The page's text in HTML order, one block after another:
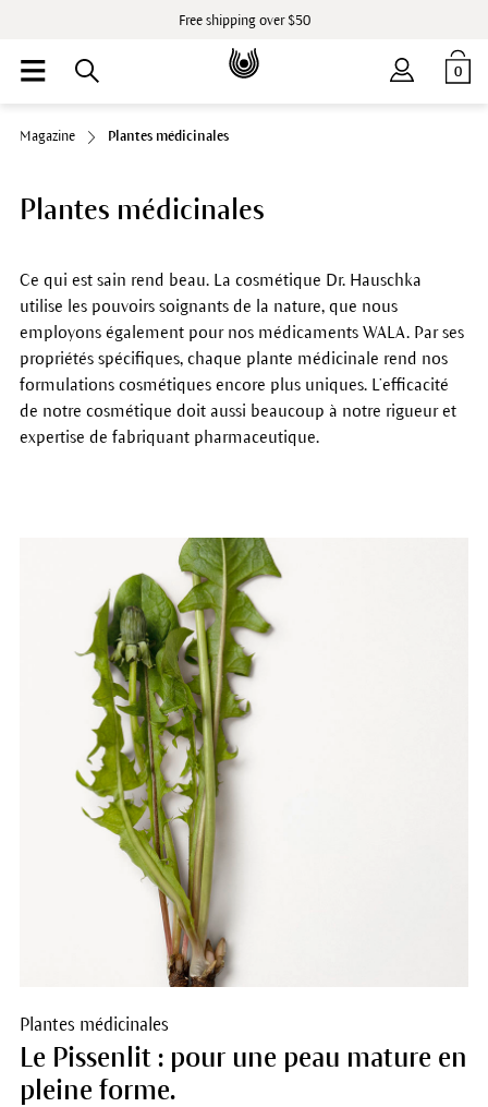
Free shipping over $50
0
Magazine Plantes médicinales
Plantes médicinales
Ce qui est sain rend beau. La cosmétique Dr. Hauschka
utilise les pouvoirs soignants de la nature, que nous
employons également pour nos médicaments WALA. Par ses
propriétés spécifiques, chaque plante médicinale rend nos
formulations cosmétiques encore plus uniques. L’efficacité
de notre cosmétique doit aussi beaucoup à notre rigueur et
expertise de fabriquant pharmaceutique.
Plantes médicinales
Le Pissenlit : pour une peau mature en
pleine forme.